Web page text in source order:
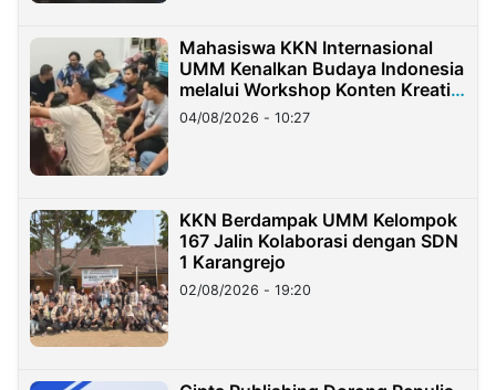
Mahasiswa KKN Internasional
UMM Kenalkan Budaya Indonesia
melalui Workshop Konten Kreatif
di Taiwan
04/08/2026 - 10:27
KKN Berdampak UMM Kelompok
167 Jalin Kolaborasi dengan SDN
1 Karangrejo
02/08/2026 - 19:20